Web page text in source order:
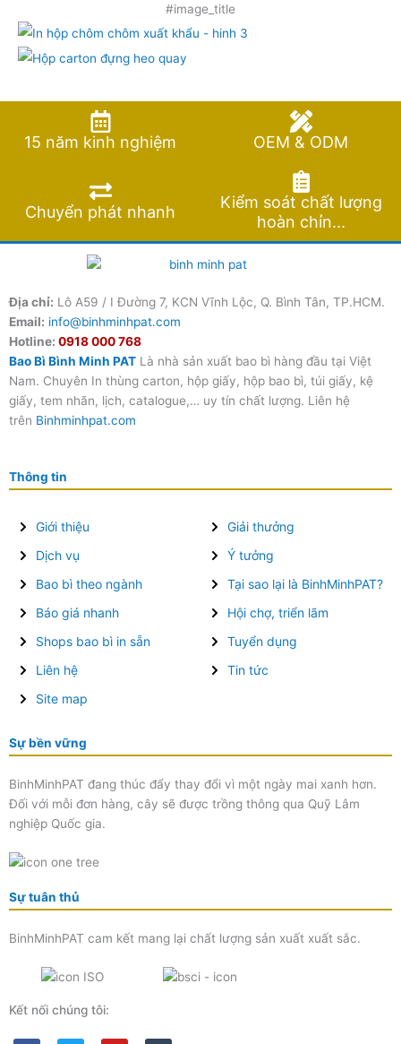
#image_title
15 năm kinh nghiệm OEM & ODM
Chuyển phát nhanh
Kiểm soát chất lượng
hoàn chỉn...
Địa chỉ: Lô A59 / I Đường 7, KCN Vĩnh Lộc, Q. Bình Tân, TP.HCM.
Email: info@binhminhpat.com
Hotline: 0918 000 768
Bao Bì Bình Minh PAT Là nhà sản xuất bao bì hàng đầu tại Việt
Nam. Chuyên In thùng carton, hộp giấy, hộp bao bì, túi giấy, kệ
giấy, tem nhãn, lịch, catalogue,… uy tín chất lượng. Liên hệ
trên Binhminhpat.com
Thông tin
Giới thiệu
Dịch vụ
Bao bì theo ngành
Báo giá nhanh
Shops bao bì in sẵn
Liên hệ
Site map
Giải thưởng
Ý tưởng
Tại sao lại là BinhMinhPAT?
Hội chợ, triển lãm
Tuyển dụng
Tin tức
Sự bền vững
BinhMinhPAT đang thúc đẩy thay đổi vì một ngày mai xanh hơn.
Đối với mỗi đơn hàng, cây sẽ được trồng thông qua Quỹ Lâm
nghiệp Quốc gia.
Sự tuân thủ
BinhMinhPAT cam kết mang lại chất lượng sản xuất xuất sắc.
Kết nối chúng tôi:
F T Y T